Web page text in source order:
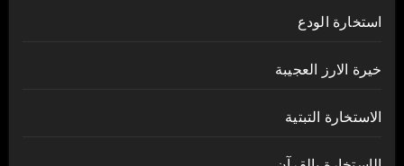
استخارة الودع
خيرة الارز العجيبة
الاستخارة التبتية